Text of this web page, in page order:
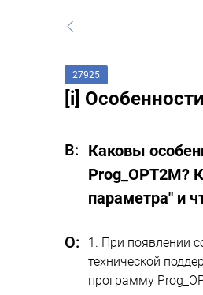
27925
[i]
Каковы
Prog_OPT2M?
параметра" и
1. При появлении
технической
программу